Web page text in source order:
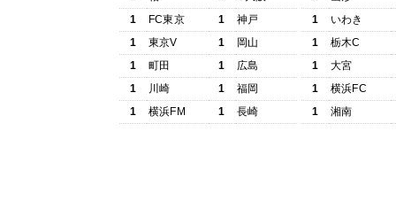
1
FC東京 1
神戸
1
東京V 1
岡山
1
町田 1
広島
1
川崎 1
福岡
1
横浜FM 1 長崎
1
いわき
1
栃木C
1
大宮
1
横浜FC
1
湘南